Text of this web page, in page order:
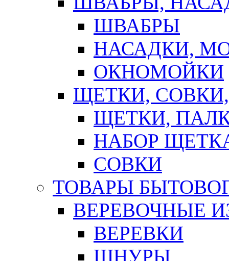
ШВАБРЫ
НАСАДКИ,
ОКНОМОЙКИ
ЩЕТКИ,
ЩЕТКИ,
НАБОР
СОВКИ
ТОВАРЫ
ВЕРЕВОЧНЫЕ
ВЕРЕВКИ
ШНУРЫ